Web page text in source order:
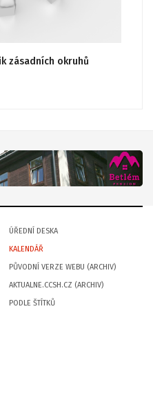
zásadních okruhů
ÚŘEDNÍ DESKA
KALENDÁŘ
PŮVODNÍ VERZE WEBU (ARCHIV)
AKTUALNE.CCSH.CZ (ARCHIV)
PODLE ŠTÍTKŮ